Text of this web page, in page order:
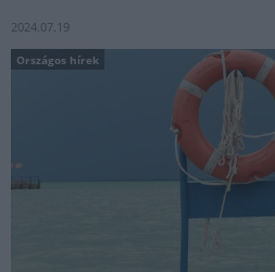
2024.07.19
Országos hírek